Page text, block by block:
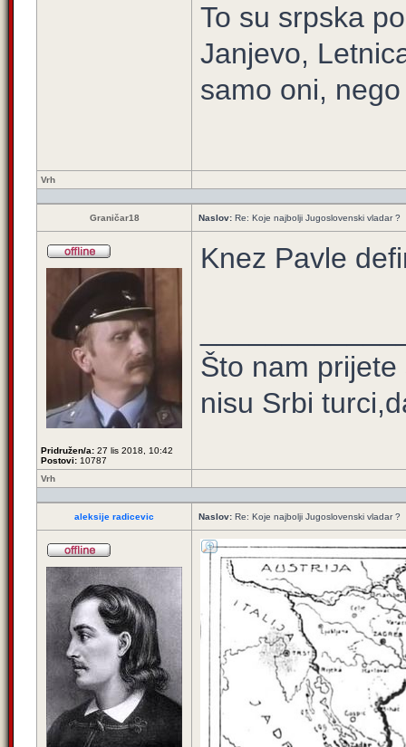
To su srpska
Janjevo,
samo oni,
Vrh
Graničar18 Naslov: Re: Koje najbolji Jugoslovenski vladar ?
Pridružen/a: 27 lis 2018, 10:42
Postovi: 10787
Knez Pavle
Što nam
nisu Srbi
Vrh
aleksije radicevic Naslov: Re: Koje najbolji Jugoslovenski vladar ?